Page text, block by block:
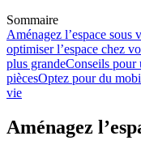
Sommaire
Aménagez l’espace sous
optimiser l’espace chez
plus grandeConseils pour
piècesOptez pour du
vie
Aménagez